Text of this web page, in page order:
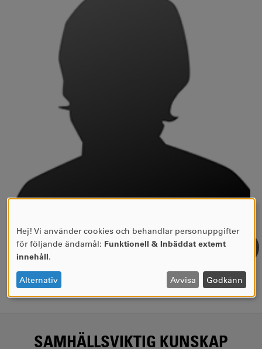
Profile information not available at the moment.
SAMHÄLLSVIKTIG KUNSKAP
ANVÄNDNING
AV
OCH
COOKIES
Hej! Vi använder cookies och behandlar personuppgifter
för följande ändamål: Funktionell & Inbäddat externt
innehåll.
Alternativ Avvisa Godkänn